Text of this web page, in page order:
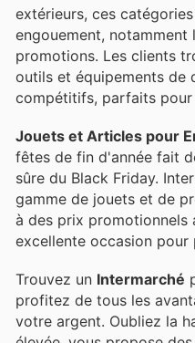
extérieurs, ces
engouement,
promotions. Les clients
outils et équipements de
compétitifs, parfaits pour
Jouets et Articles pour
fêtes de fin d'année fait
sûre du Black Friday.
gamme de jouets et de
à des prix promotionnels
excellente occasion pour
Trouvez un Intermarché
profitez de tous les
votre argent. Oubliez la